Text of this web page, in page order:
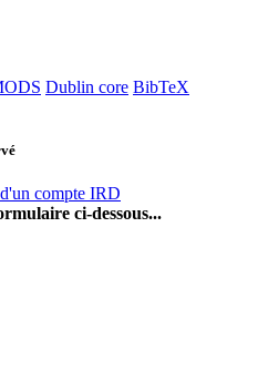
Dublin core BibTeX
compte IRD
ci-dessous...